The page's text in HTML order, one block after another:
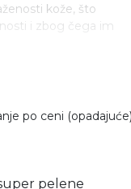
kože, što
i zbog čega im
po ceni